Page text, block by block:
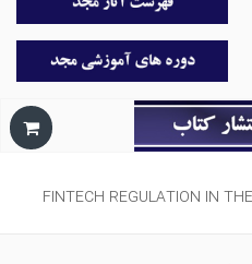
FINTECH REGULATION IN